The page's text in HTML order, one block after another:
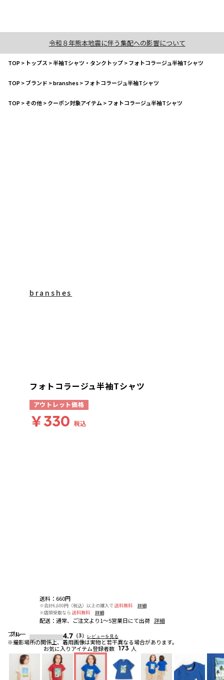
令和８年熊本地震に伴う集配への影響について
TOP> トップス >半袖Tシャツ・タンクトップ>フォトコラージュ半袖Tシャツ
TOP>ブランド >branshes>フォトコラージュ半袖Tシャツ
TOP>その他>クーポン対象アイテム >フォトコラージュ半袖Tシャツ
ブルー
※撮影場所の関係上、着用画像は実物と若干異なる場合があります。
ブルー
ブルー
送料： 660円
※合計6,600円（税込）以上の購入で 送料無料
詳細
※店頭受取なら 送料無料 詳細
配送： 通常、ご注文より1～5営業日にて出荷 詳細
4.7（3） レビューを見る
お気に入りアイテム登録者数 173 人
branshes
フォトコラージュ半袖Tシャツ
アウトレット価格
￥330 税込